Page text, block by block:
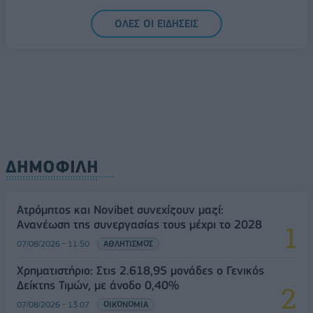
ΟΛΕΣ ΟΙ ΕΙΔΗΣΕΙΣ
ΔΗΜΟΦΙΛΗ
Ατρόμητος και Novibet συνεχίζουν μαζί:
Ανανέωση της συνεργασίας τους μέχρι το 2028
07/08/2026 - 11:50 ΑΘΛΗΤΙΣΜΟΣ
Χρηματιστήριο: Στις 2.618,95 μονάδες ο Γενικός
Δείκτης Τιμών, με άνοδο 0,40%
07/08/2026 - 13:07 ΟΙΚΟΝΟΜΙΑ